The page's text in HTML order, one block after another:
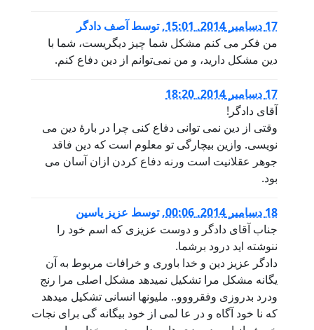
17 دسامبر 2014, 15:01 ,توسطآصف دادگر
من فکر می کنم مشکل شما چیز دیگریست، شما با
دین مشکل دارید، و من نمی‌توانم از دین دفاع کنم.
17 دسامبر 2014, 18:20
آقای دادگر!
وقتی از دین نمی توانی دفاع کنی چرا در بارۀ دین می
نویسی. وازین بیچارگی تو معلوم است که دین فاقد
جوهر عقلانیت است ورنه دفاع کردن ازان آسان می
بود.
18 دسامبر 2014, 00:06 ,توسط عزیز یاسین
جناب آقای دادگر و دوست عزیزی که اسم خود را
ننوشته اید درود برشما.
دادگر عزیز دین و خدا باوری و خرافات مربوط به آن
یگانه مشکل مرا تشکیل نمیدهد مشکل اصلی مرا رنج
ودرد بدروزی وفقرووو.. ملیونها انسانی تشکیل میدهد
که نا خود آگاه و در عا لمی از خود بیگانه گی برای نجات